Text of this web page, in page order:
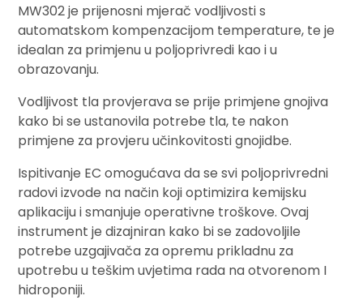
MW302 je prijenosni mjerač vodljivosti s
automatskom kompenzacijom temperature, te je
idealan za primjenu u poljoprivredi kao i u
obrazovanju.
Vodljivost tla provjerava se prije primjene gnojiva
kako bi se ustanovila potrebe tla, te nakon
primjene za provjeru učinkovitosti gnojidbe.
Ispitivanje EC omogućava da se svi poljoprivredni
radovi izvode na način koji optimizira kemijsku
aplikaciju i smanjuje operativne troškove. Ovaj
instrument je dizajniran kako bi se zadovoljile
potrebe uzgajivača za opremu prikladnu za
upotrebu u teškim uvjetima rada na otvorenom I
hidroponiji.